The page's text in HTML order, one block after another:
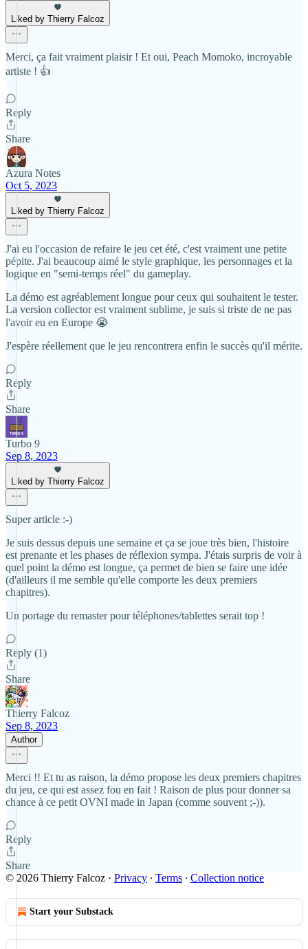
Liked by Thierry Falcoz
Merci, ça fait vraiment plaisir ! Et oui, Peach Momoko, incroyable
artiste ! 👍
Reply
Share
Azura Notes
Oct 5, 2023
Liked by Thierry Falcoz
J'ai eu l'occasion de refaire le jeu cet été, c'est vraiment une petite
pépite. J'ai beaucoup aimé le style graphique, les personnages et la
logique en "semi-temps réel" du gameplay.
La démo est agréablement longue pour ceux qui souhaitent le tester.
La version collector est vraiment sublime, je suis si triste de ne pas
l'avoir eu en Europe 😭
J'espère réellement que le jeu rencontrera enfin le succès qu'il mérite.
Reply
Share
Turbo 9
Sep 8, 2023
Liked by Thierry Falcoz
Super article :-)
Je suis dessus depuis une semaine et ça se joue très bien, l'histoire
est prenante et les phases de réflexion sympa. J'étais surpris de voir à
quel point la démo est longue, ça permet de bien se faire une idée
(d'ailleurs il me semble qu'elle comporte les deux premiers
chapitres).
Un portage du remaster pour téléphones/tablettes serait top !
Reply (1)
Share
Thierry Falcoz
Sep 8, 2023
Author
Merci !! Et tu as raison, la démo propose les deux premiers chapitres
du jeu, ce qui est assez fou en fait ! Raison de plus pour donner sa
chance à ce petit OVNI made in Japan (comme souvent ;-)).
Reply
Share
© 2026 Thierry Falcoz · Privacy ∙ Terms ∙ Collection notice
Start your Substack